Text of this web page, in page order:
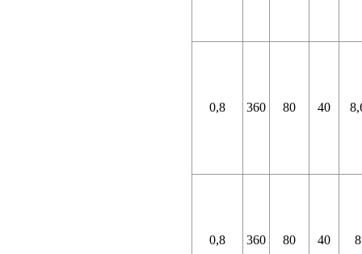
0,8 360 80 40
0,8 360 80 40 8